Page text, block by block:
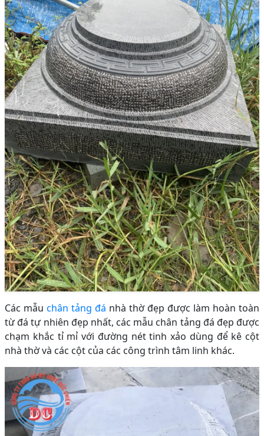
Các mẫu chân tảng đá nhà thờ đẹp được làm hoàn toàn
từ đá tự nhiên đẹp nhất, các mẫu chân tảng đá đẹp được
chạm khắc tỉ mỉ với đường nét tinh xảo dùng để kê cột
nhà thờ và các cột của các công trình tâm linh khác.